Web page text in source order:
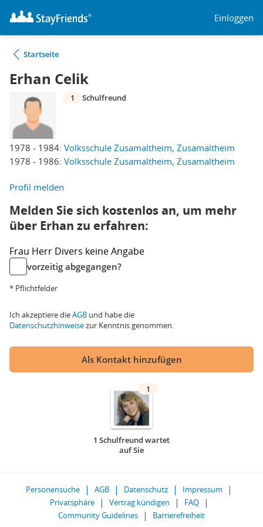
Einloggen
Startseite
Erhan Celik
1978 - 1984: Volksschule Zusamaltheim, Zusamaltheim
1978 - 1986: Volksschule Zusamaltheim, Zusamaltheim
1 Schulfreund
Profil melden
Melden Sie sich kostenlos an, um mehr
über Erhan zu erfahren:
Frau Herr Divers keine Angabe
vorzeitig abgegangen?
* Pflichtfelder
Ich akzeptiere dieAGB und habe die
Datenschutzhinweisezur Kenntnis genommen.
Als Kontakt hinzufügen
1
1 Schulfreund wartet
auf Sie
Personensuche AGB Datenschutz
Impressum
Privatsphäre
Vertrag kündigen
FAQ
Community Guidelines
Barrierefreiheit